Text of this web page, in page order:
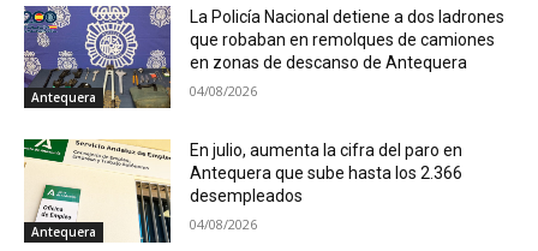
Antequera
La Policía Nacional detiene a dos ladrones
que robaban en remolques de camiones
en zonas de descanso de Antequera
04/08/2026
Antequera
En julio, aumenta la cifra del paro en
Antequera que sube hasta los 2.366
desempleados
04/08/2026